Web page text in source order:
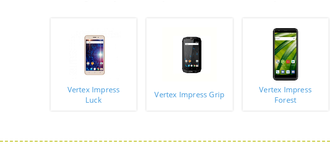
Vertex Impress
Luck
Vertex Impress Grip
Vertex Impress
Forest